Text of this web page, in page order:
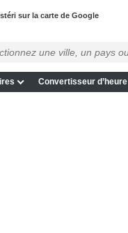
sur la carte de Google
Convertisseur d’heure